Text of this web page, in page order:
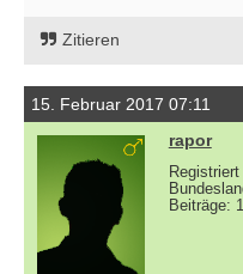
Zitieren
15. Februar 2017 07:11
rapor
Beiträge: